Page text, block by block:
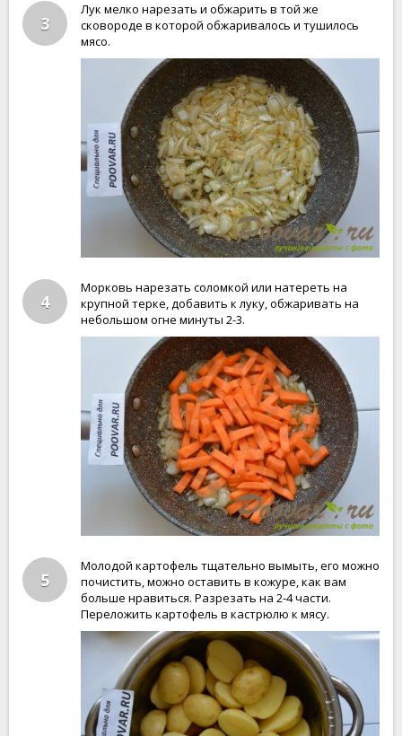
3
Лук мелко нарезать и обжарить в той же
сковороде в которой обжаривалось и тушилось
мясо.
4
Морковь нарезать соломкой или натереть на
крупной терке, добавить к луку, обжаривать на
небольшом огне минуты 2-3.
5
Молодой картофель тщательно вымыть, его можно
почистить, можно оставить в кожуре, как вам
больше нравиться. Разрезать на 2-4 части.
Переложить картофель в кастрюлю к мясу.